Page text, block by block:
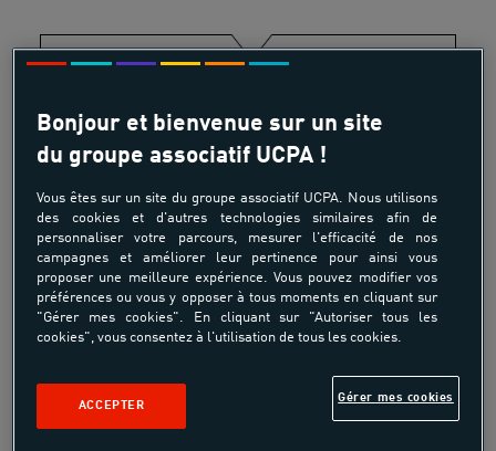
ANGÈLE ROBLOT
01 45 87 46 74
e-mail
LAËTITIA VERDIER
01 45 87 46 51
Bonjour et bienvenue sur un site
du groupe associatif UCPA !
Vous êtes sur un site du groupe associatif UCPA. Nous utilisons
des cookies et d'autres technologies similaires afin de
personnaliser votre parcours, mesurer l'efficacité de nos
campagnes et améliorer leur pertinence pour ainsi vous
proposer une meilleure expérience. Vous pouvez modifier vos
préférences ou vous y opposer à tous moments en cliquant sur
"Gérer mes cookies". En cliquant sur "Autoriser tous les
cookies", vous consentez à l'utilisation de tous les cookies.
Gérer mes cookies
ACCEPTER